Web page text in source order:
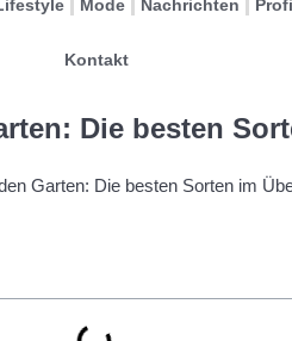
Mode Nachrichten
Kontakt
Die besten